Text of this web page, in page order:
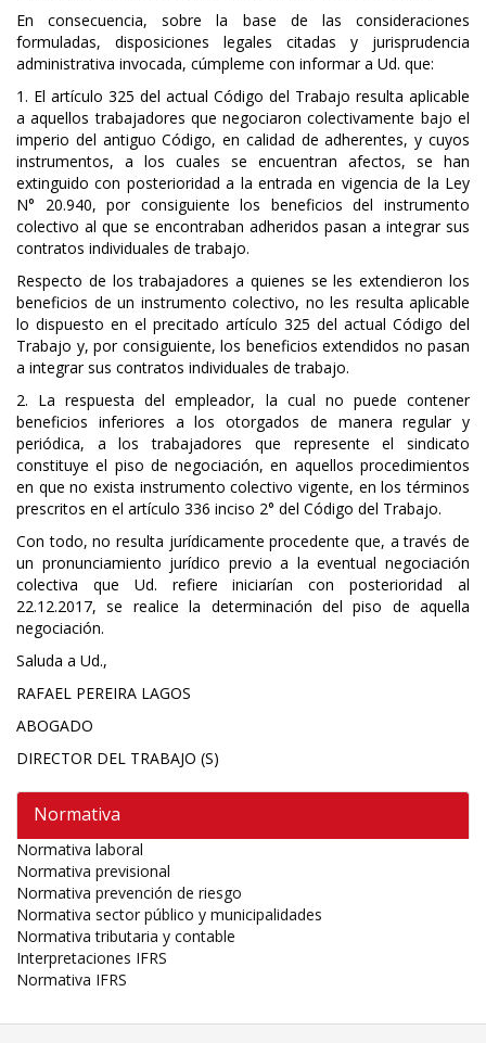
En consecuencia, sobre la base de las consideraciones
formuladas, disposiciones legales citadas y jurisprudencia
administrativa invocada, cúmpleme con informar a Ud. que:
1. El artículo 325 del actual Código del Trabajo resulta aplicable
a aquellos trabajadores que negociaron colectivamente bajo el
imperio del antiguo Código, en calidad de adherentes, y cuyos
instrumentos, a los cuales se encuentran afectos, se han
extinguido con posterioridad a la entrada en vigencia de la Ley
N° 20.940, por consiguiente los beneficios del instrumento
colectivo al que se encontraban adheridos pasan a integrar sus
contratos individuales de trabajo.
Respecto de los trabajadores a quienes se les extendieron los
beneficios de un instrumento colectivo, no les resulta aplicable
lo dispuesto en el precitado artículo 325 del actual Código del
Trabajo y, por consiguiente, los beneficios extendidos no pasan
a integrar sus contratos individuales de trabajo.
2. La respuesta del empleador, la cual no puede contener
beneficios inferiores a los otorgados de manera regular y
periódica, a los trabajadores que represente el sindicato
constituye el piso de negociación, en aquellos procedimientos
en que no exista instrumento colectivo vigente, en los términos
prescritos en el artículo 336 inciso 2° del Código del Trabajo.
Con todo, no resulta jurídicamente procedente que, a través de
un pronunciamiento jurídico previo a la eventual negociación
colectiva que Ud. refiere iniciarían con posterioridad al
22.12.2017, se realice la determinación del piso de aquella
negociación.
Saluda a Ud.,
RAFAEL PEREIRA LAGOS
ABOGADO
DIRECTOR DEL TRABAJO (S)
Normativa
Normativa laboral
Normativa previsional
Normativa prevención de riesgo
Normativa sector público y municipalidades
Normativa tributaria y contable
Interpretaciones IFRS
Normativa IFRS